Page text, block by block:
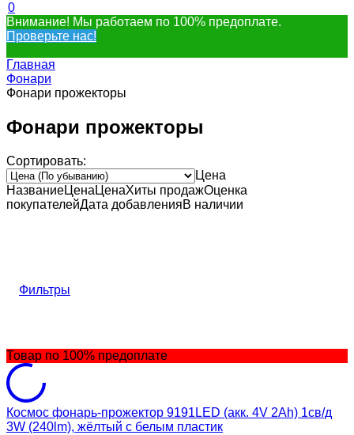
0
Внимание! Мы работаем по 100% предоплате.
Проверьте нас!
Главная
Фонари
Фонари прожекторы
Фонари прожекторы
Сортировать:
Цена
НазваниеЦена ЦенаХиты продажОценка
покупателейДата добавленияВ наличии
Фильтры
Товар по 100% предоплате
Космос фонарь-прожектор 9191LED (акк. 4V 2Ah) 1св/д
3W (240lm), жёлтый с белым пластик